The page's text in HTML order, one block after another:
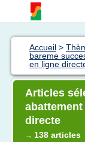
Accueil >
bareme
en ligne
Articles
directe
→ 138 articles